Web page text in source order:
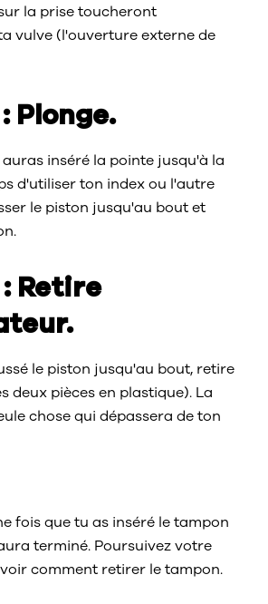
la prise toucheront
vulve (l'ouverture externe de
Plonge.
inséré la pointe jusqu'à la
d'utiliser ton index ou l'autre
le piston jusqu'au bout et
: Retire
le piston jusqu'au bout, retire
deux pièces en plastique). La
chose qui dépassera de ton
fois que tu as inséré le tampon
terminé. Poursuivez votre
comment retirer le tampon.